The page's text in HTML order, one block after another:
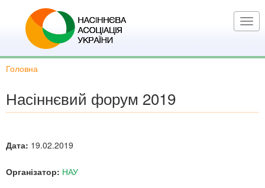
основного
Головна
Насіннєвий форум 2019
Дата: 19.02.2019
Організатор: НАУ